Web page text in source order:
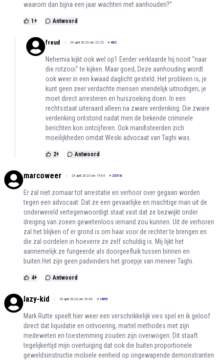
waarom dan bijna een jaar wachten met aanhouden?”
1 + Antwoord
freud 24 april 2023 om 22:25 + 402
Nehemia kijkt ook wel op1 Eerder verklaarde hij nooit "naar
die rotzooi" te kijken. Maar goed, Deze aanhouding wordt
ook weer in een kwaad daglicht gesteld. Het probleen is, je
kunt geen zeer verdachte mensen vriendelijk uitnodigen, je
moet direct arresteren en huiszoeking doen. In een
rechtsstaat uiteraard alleen na zware verdenking. Die zware
verdenking ontstond nadat men de bekende criminele
berichten kon ontcijferen. Ook manifisteerden zich
moeilijkheden omdat Weski advocaat van Taghi was.
2+ Antwoord
marcoweer 24 april 2023 om 19:04 + 25316
Er zal niet zomaar tot arrestatie en verhoor over gegaan worden
tegen een advocaat. Dat ze een gevaarlijke en machtige man uit de
onderwereld vertegenwoordigt staat vast dat ze bezwijkt onder
dreiging van zoeen gewetenloos iemand zou kunnen. Uit de verhoren
zal het blijken of er grond is om haar voor de rechter te brengen en
die zal oordelen in hoeverre ze zelf schuldig is. Mij lijkt het
aannemelijk ze fungeerde als doorgeefluik tussen binnen en
buiten.Het zijn geen padvinders het groepje van meneer Taghi.
4+ Antwoord
lazy-kid 24 april 2023 om 16:06 + 1895
Mark Rutte speelt hier weer een verschrikkelijk vies spel en ik geloof
direct dat liquidatie en ontvoering, martel methodes met zijn
medeweten en toestemming zouden zijn overwogen. Dit staaft
tegelijkertijd mijn overtuiging dat ook die buiten proportionele
geweldsinstructie mobiele eenheid op ongewapende demonstranten